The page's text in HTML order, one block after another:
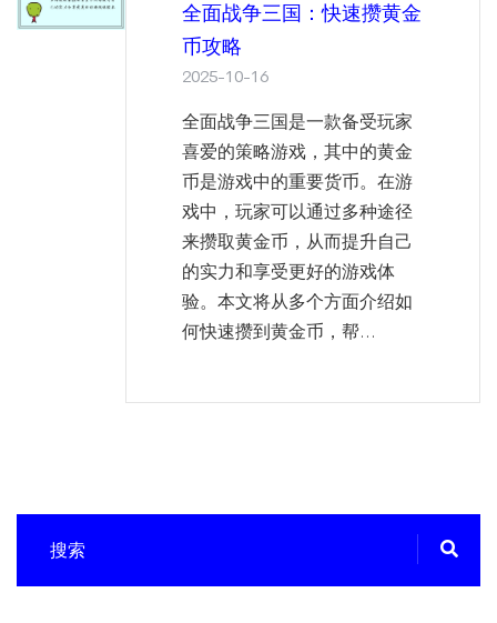
全面战争三国：快速攒黄金
币攻略
2025-10-16
全面战争三国是一款备受玩家
喜爱的策略游戏，其中的黄金
币是游戏中的重要货币。在游
戏中，玩家可以通过多种途径
来攒取黄金币，从而提升自己
的实力和享受更好的游戏体
验。本文将从多个方面介绍如
何快速攒到黄金币，帮...